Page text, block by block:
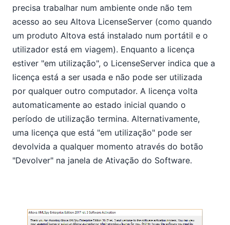
precisa trabalhar num ambiente onde não tem
acesso ao seu Altova LicenseServer (como quando
um produto Altova está instalado num portátil e o
utilizador está em viagem). Enquanto a licença
estiver "em utilização", o LicenseServer indica que a
licença está a ser usada e não pode ser utilizada
por qualquer outro computador. A licença volta
automaticamente ao estado inicial quando o
período de utilização termina. Alternativamente,
uma licença que está "em utilização" pode ser
devolvida a qualquer momento através do botão
"Devolver" na janela de Ativação do Software.